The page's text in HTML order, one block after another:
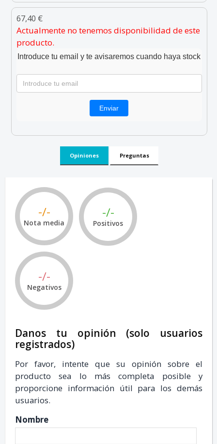
67,40 €
Actualmente no tenemos disponibilidad de este
producto.
Introduce tu email y te avisaremos cuando haya stock
Opiniones Preguntas
-/-
Nota media
-/-
Positivos
-/-
Negativos
Danos tu opinión (solo usuarios
registrados)
Por favor, intente que su opinión sobre el
producto sea lo más completa posible y
proporcione información útil para los demás
usuarios.
Nombre